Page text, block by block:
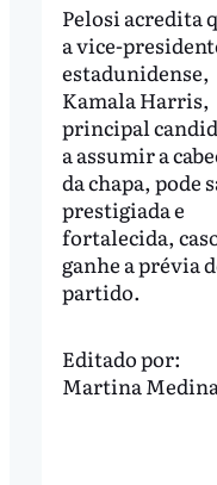
Pelosi acredita
a vice-
estadunidense,
Kamala Harris,
principal
a assumir a
da chapa, pode
prestigiada e
fortalecida,
ganhe a prévia
partido.
Editado por:
Martina